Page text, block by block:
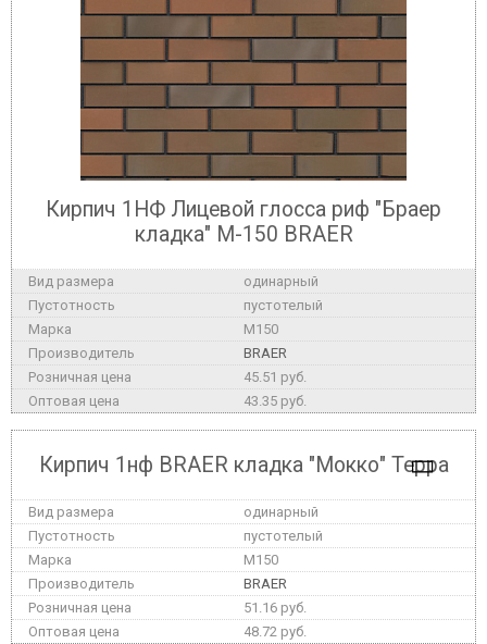
Кирпич 1НФ Лицевой глосса риф "Браер
кладка" М-150 BRAER
одинарный
пустотелый
M150
BRAER
45.51 руб.
43.35 руб.
Кирпич 1нф BRAER кладка "Мокко" Терра
одинарный
пустотелый
M150
BRAER
51.16 руб.
48.72 руб.